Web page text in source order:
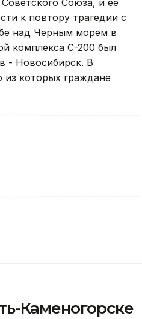
Союза, и ее
к повтору трагедии с
над Черным морем в
комплекса С-200 был
- Новосибирск. В
из которых граждане
Каменогорске